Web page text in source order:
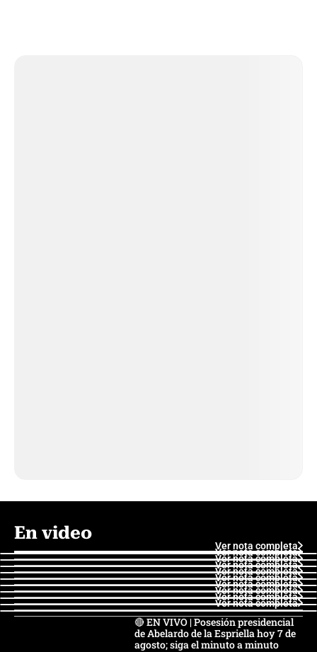
En video
Ver nota completa
Ver nota completa
Ver nota completa
Ver nota completa
Ver nota completa
Ver nota completa
Ver nota completa
Ver nota completa
Ver nota completa
Ver nota completa
🔴 EN VIVO | Posesión presidencial
de Abelardo de la Espriella hoy 7 de
agosto; siga el minuto a minuto